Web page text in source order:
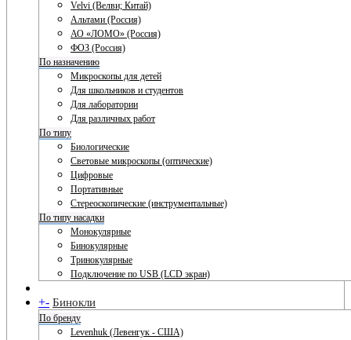
Velvi (Велви; Китай)
Альтами (Россия)
АО «ЛОМО» (Россия)
ФОЗ (Россия)
По назначению
Микроскопы для детей
Для школьников и студентов
Для лаборатории
Для различных работ
По типу
Биологические
Световые микроскопы (оптические)
Цифровые
Портативные
Стереоскопические (инструментальные)
По типу насадки
Монокулярные
Бинокулярные
Тринокулярные
Подключение по USB (LCD экран)
+- Бинокли
По бренду
Levenhuk (Левенгук - США)